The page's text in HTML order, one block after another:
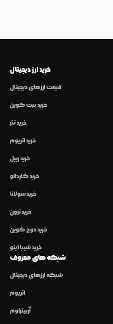
خرید ارز دیجیتال
قیمت ارزهای دیجیتال
خرید بیت کوین
خرید تتر
خرید اتریوم
خرید ریپل
خرید کاردانو
خرید سولانا
خرید ترون
خرید دوج کوین
خرید شیبا اینو
شبکه های معروف
شبکه ارزهای دیجیتال
اتریوم
آربیتراوم